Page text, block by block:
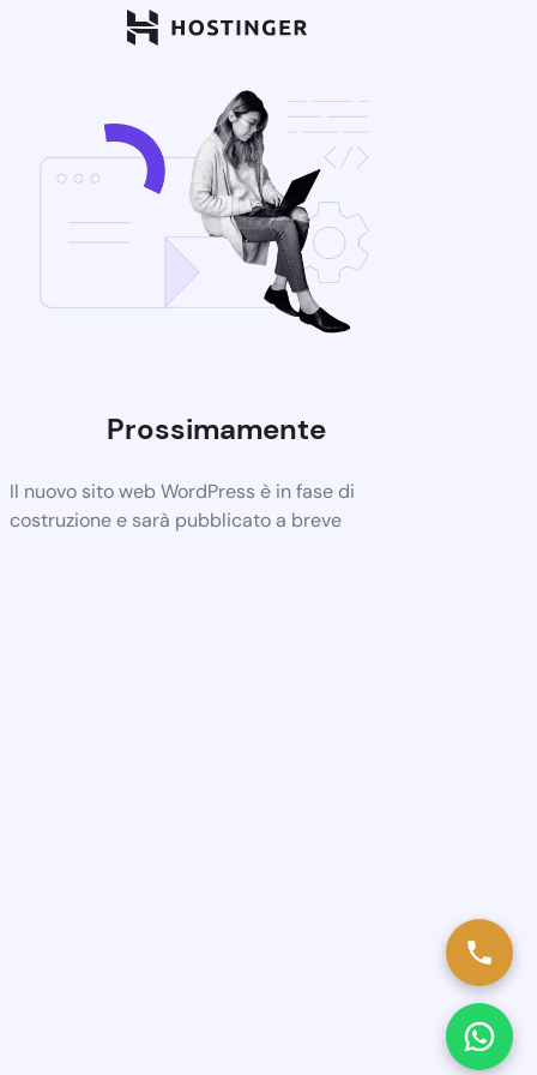
Prossimamente
Il nuovo sito web WordPress è in fase di
costruzione e sarà pubblicato a breve